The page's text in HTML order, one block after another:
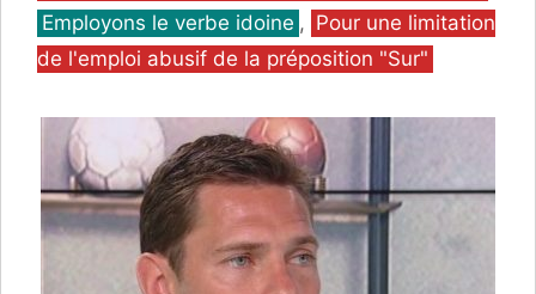
Employons le verbe idoine , Pour une limitation
de l'emploi abusif de la préposition "Sur"